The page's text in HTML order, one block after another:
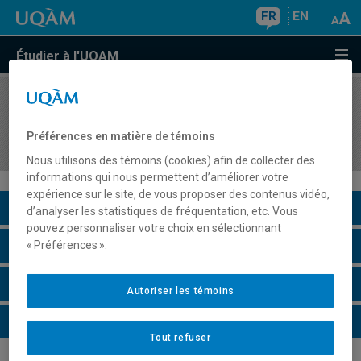
FR EN
Étudier à l'UQAM
COURS//
ressources biophysiques
Description du cours
Horaire - Été 2026
Horaire - Automne 2026
Horaire - Hiver 2027
Préférences en matière de témoins
Nous utilisons des témoins (cookies) afin de collecter des
informations qui nous permettent d’améliorer votre
expérience sur le site, de vous proposer des contenus vidéo,
d’analyser les statistiques de fréquentation, etc. Vous
pouvez personnaliser votre choix en sélectionnant
« Préférences ».
Tout refuser
Autoriser les témoins